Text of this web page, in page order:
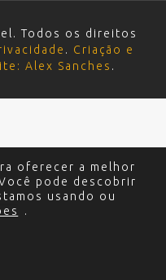
Todos os direitos
. Criação e
Alex Sanches .
oferecer a melhor
pode descobrir
usando ou
.